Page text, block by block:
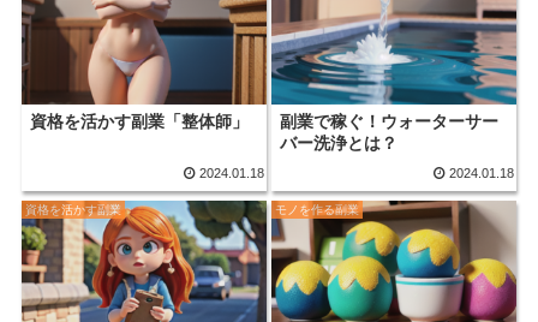
資格を活かす副業「整体師」
2024.01.18
副業で稼ぐ！ウォーターサー
バー洗浄とは？
2024.01.18
資格を活かす副業 モノを作る副業